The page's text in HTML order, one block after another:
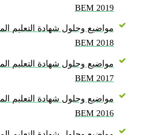
BEM 2019
BEM 2018
BEM 2017
BEM 2016